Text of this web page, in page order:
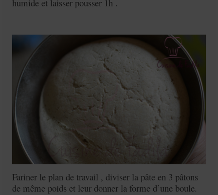
humide et laisser pousser 1h .
Fariner le plan de travail , diviser la pâte en 3 pâtons
de même poids et leur donner la forme d’une boule.